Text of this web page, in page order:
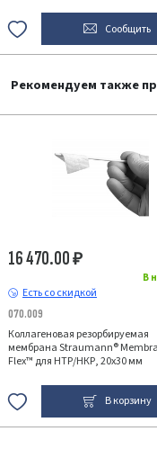
Сообщить
Рекомендуем также
В
16 470.00₽
Есть со скидкой
070.009
Коллагеновая резорбируемая
мембрана Straumann®
Flex™ для НТР/НКР, 20х30 мм
В корзину